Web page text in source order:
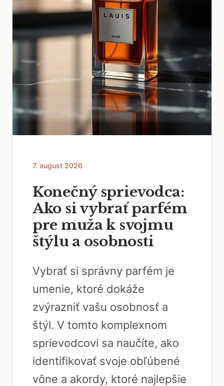
7. august 2026
Konečný sprievodca:
Ako si vybrať parfém
pre muža k svojmu
štýlu a osobnosti
Vybrať si správny parfém je
umenie, ktoré dokáže
zvýrazniť vašu osobnosť a
štýl. V tomto komplexnom
sprievodcovi sa naučíte, ako
identifikovať svoje obľúbené
vône a akordy, ktoré najlepšie